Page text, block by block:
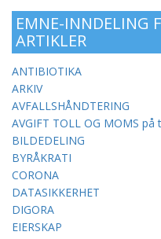
EMNE-INNDELING
ARTIKLER
ANTIBIOTIKA
ARKIV
AVFALLSHÅNDTERING
AVGIFT TOLL OG MOMS på
BILDEDELING
BYRÅKRATI
CORONA
DATASIKKERHET
DIGORA
EIERSKAP